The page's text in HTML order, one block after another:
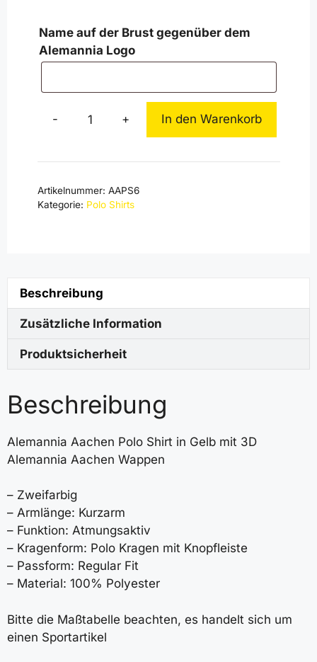
Name auf der Brust gegenüber dem
Alemannia Logo
-
Alemannia
Polo
+ In den Warenkorb
Artikelnummer: AAPS6
Kategorie: Polo Shirts
Beschreibung
Zusätzliche Information
Produktsicherheit
Beschreibung
Alemannia Aachen Polo Shirt in Gelb mit 3D
Alemannia Aachen Wappen
– Zweifarbig
– Armlänge: Kurzarm
– Funktion: Atmungsaktiv
– Kragenform: Polo Kragen mit Knopfleiste
– Passform: Regular Fit
– Material: 100% Polyester
Bitte die Maßtabelle beachten, es handelt sich um
einen Sportartikel